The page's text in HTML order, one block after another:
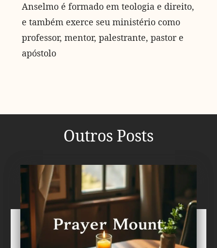
Anselmo é formado em teologia e direito,
e também exerce seu ministério como
professor, mentor, palestrante, pastor e
apóstolo
Outros Posts